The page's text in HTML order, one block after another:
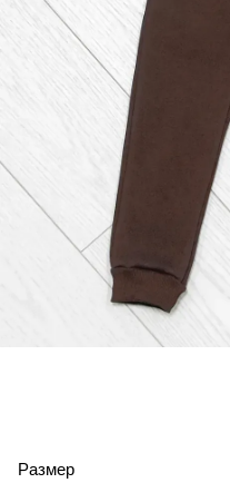
Размер